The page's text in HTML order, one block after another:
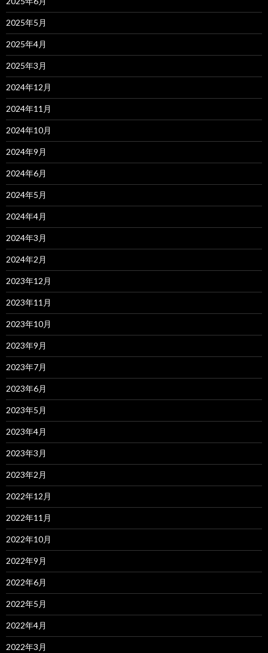
2025年5月
2025年4月
2025年3月
2024年12月
2024年11月
2024年10月
2024年9月
2024年6月
2024年5月
2024年4月
2024年3月
2024年2月
2023年12月
2023年11月
2023年10月
2023年9月
2023年7月
2023年6月
2023年5月
2023年4月
2023年3月
2023年2月
2022年12月
2022年11月
2022年10月
2022年9月
2022年6月
2022年5月
2022年4月
2022年3月